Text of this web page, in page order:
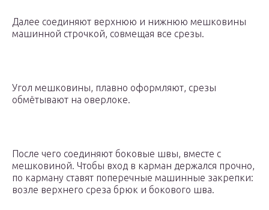
Далее соединяют верхнюю и нижнюю мешковины
машинной строчкой, совмещая все срезы.
Угол мешковины, плавно оформляют, срезы
обмётывают на оверлоке.
После чего соединяют боковые швы, вместе с
мешковиной. Чтобы вход в карман держался прочно,
по карману ставят поперечные машинные закрепки:
возле верхнего среза брюк и бокового шва.